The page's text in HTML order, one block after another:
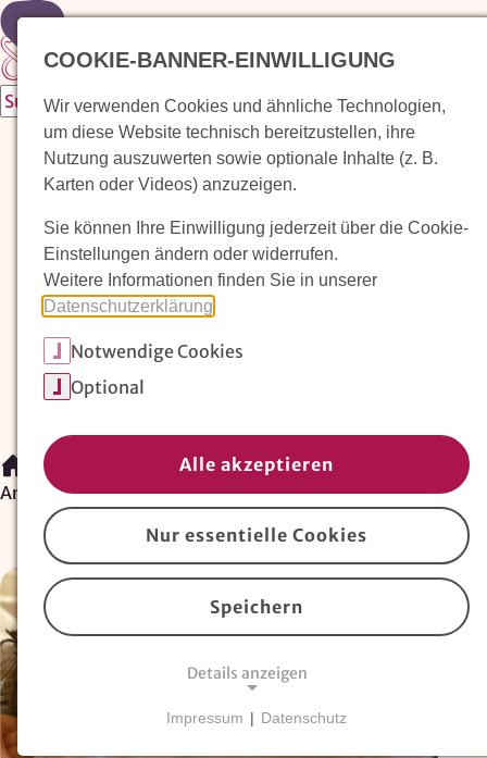
Zur Startseite
Waldorfkindergarten finden
Pädagogischer Ansatz
Arbeit im Waldorfkindergarten
Unser Verein
Magazin: Erziehungskunst frühe Kindheit
Magazin: Erziehungskunst frühe Kindheit
Artikel
COOKIE-BANNER-EINWILLIGUNG
Wir verwenden Cookies und ähnliche Technologien,
um diese Website technisch bereitzustellen, ihre
Nutzung auszuwerten sowie optionale Inhalte (z. B.
Karten oder Videos) anzuzeigen.
Sie können Ihre Einwilligung jederzeit über die Cookie-
Einstellungen ändern oder widerrufen.
Weitere Informationen finden Sie in unserer
Datenschutzerklärung
Notwendige Cookies
Optional
Alle akzeptieren
Nur essentielle Cookies
Speichern
Details anzeigen
Impressum | Datenschutz